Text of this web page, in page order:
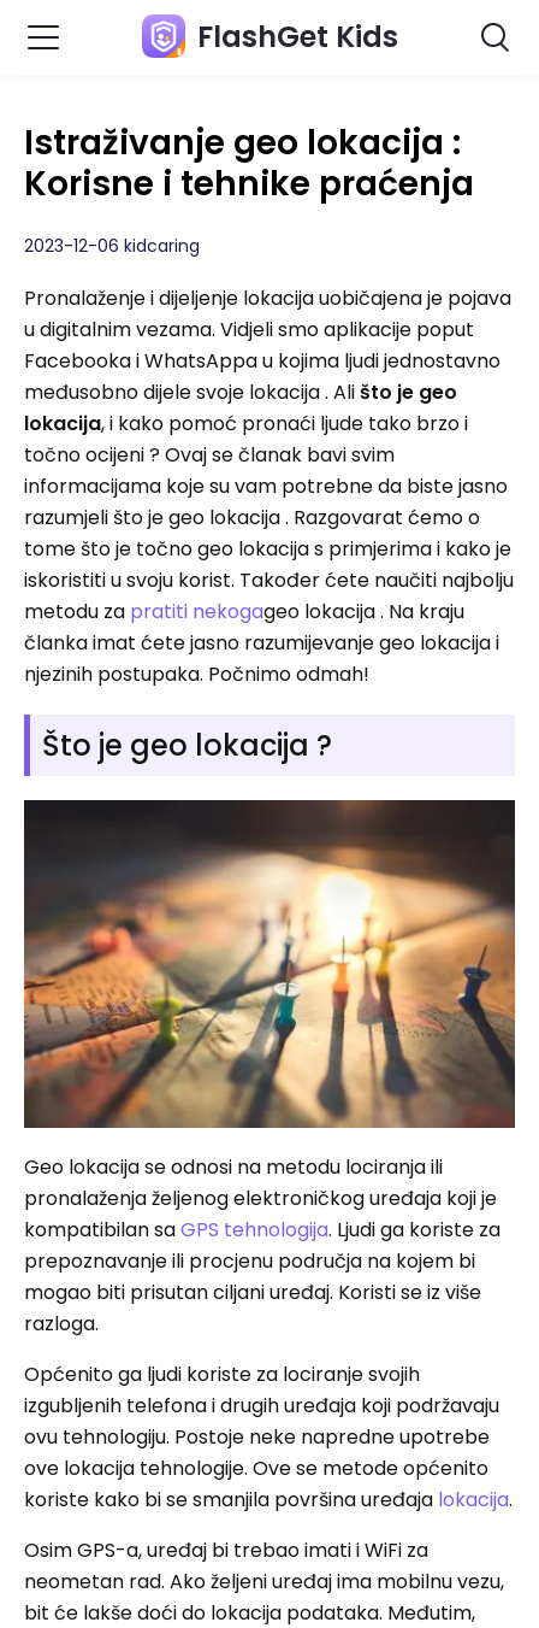
FlashGet Kids
Istraživanje geo lokacija :
Korisne i tehnike praćenja
2023-12-06 kidcaring
Pronalaženje i dijeljenje lokacija uobičajena je pojava
u digitalnim vezama. Vidjeli smo aplikacije poput
Facebooka i WhatsAppa u kojima ljudi jednostavno
međusobno dijele svoje lokacija . Ališto je geo
lokacija, i kako pomoć pronaći ljude tako brzo i
točno ocijeni ? Ovaj se članak bavi svim
informacijama koje su vam potrebne da biste jasno
razumjeli što je geo lokacija . Razgovarat ćemo o
tome što je točno geo lokacija s primjerima i kako je
iskoristiti u svoju korist. Također ćete naučiti najbolju
metodu za pratiti nekogageo lokacija . Na kraju
članka imat ćete jasno razumijevanje geo lokacija i
njezinih postupaka. Počnimo odmah!
Što je geo lokacija ?
Geo lokacija se odnosi na metodu lociranja ili
pronalaženja željenog elektroničkog uređaja koji je
kompatibilan saGPS tehnologija. Ljudi ga koriste za
prepoznavanje ili procjenu područja na kojem bi
mogao biti prisutan ciljani uređaj. Koristi se iz više
razloga.
Općenito ga ljudi koriste za lociranje svojih
izgubljenih telefona i drugih uređaja koji podržavaju
ovu tehnologiju. Postoje neke napredne upotrebe
ove lokacija tehnologije. Ove se metode općenito
koriste kako bi se smanjila površina uređaja lokacija.
Osim GPS-a, uređaj bi trebao imati i WiFi za
neometan rad. Ako željeni uređaj ima mobilnu vezu,
bit će lakše doći do lokacija podataka. Međutim,